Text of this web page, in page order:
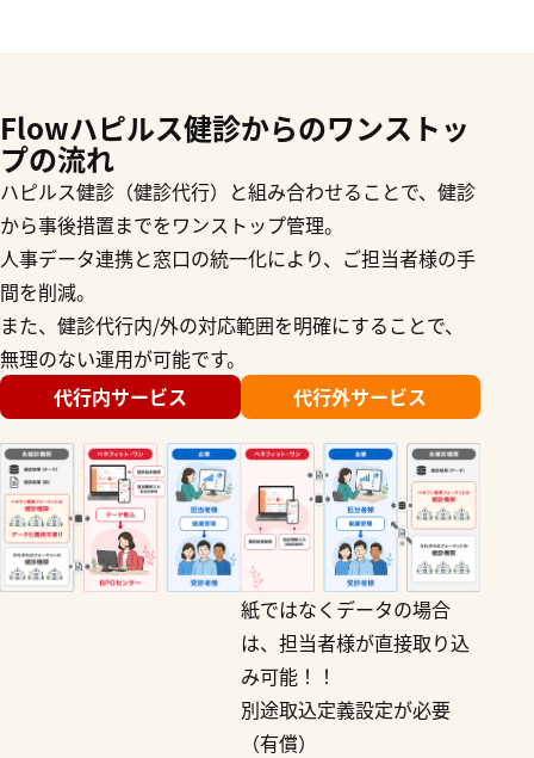
Flowハピルス健診からのワンストッ
プの流れ
ハピルス健診（健診代行）と組み合わせることで、健診
から事後措置までをワンストップ管理。
人事データ連携と窓口の統一化により、ご担当者様の手
間を削減。
また、健診代行内/外の対応範囲を明確にすることで、
無理のない運用が可能です。
代行内サービス
代行外サービス
紙ではなくデータの場合
は、担当者様が直接取り込
み可能！！
別途取込定義設定が必要
（有償）